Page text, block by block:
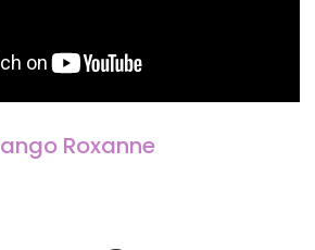
Roxanne